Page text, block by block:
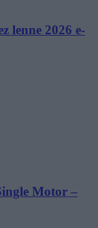
lenne 2026 e-
Motor –